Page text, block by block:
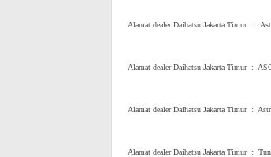
Alamat dealer Daihatsu Jakarta Timur :
Alamat dealer Daihatsu Jakarta Timur :
Alamat dealer Daihatsu Jakarta Timur :
Alamat dealer Daihatsu Jakarta Timur :